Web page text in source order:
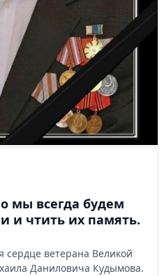
мы всегда будем
и чтить их память.
сердце ветерана Великой
Даниловича Кудымова.